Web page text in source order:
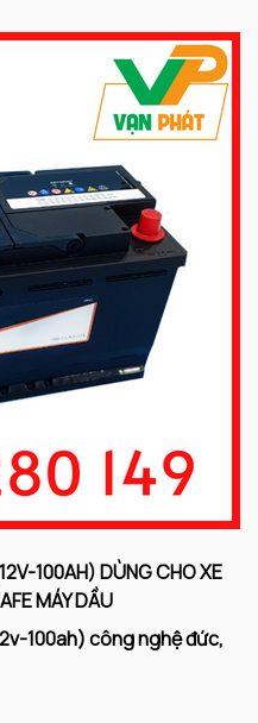
100AH) DÙNG CHO XE
MÁY DẦU
100ah) công nghệ đức,